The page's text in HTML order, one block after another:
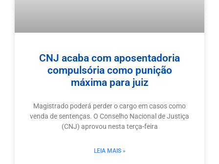
CNJ acaba com aposentadoria
compulsória como punição
máxima para juiz
Magistrado poderá perder o cargo em casos como
venda de sentenças. O Conselho Nacional de Justiça
(CNJ) aprovou nesta terça-feira
LEIA MAIS »